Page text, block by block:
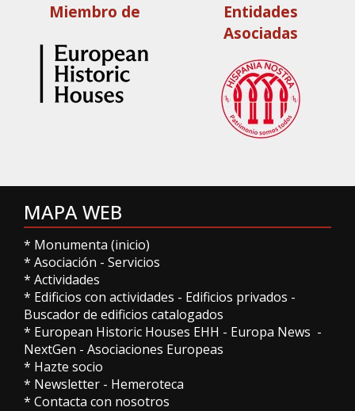
Miembro de
Entidades
Asociadas
MAPA WEB
* Monumenta (inicio)
* Asociación - Servicios
* Actividades
* Edificios con actividades - Edificios privados -
Buscador de edificios catalogados
* European Historic Houses EHH - Europa News -
NextGen - Asociaciones Europeas
* Hazte socio
* Newsletter - Hemeroteca
* Contacta con nosotros